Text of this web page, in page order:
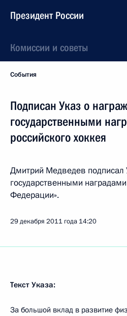
Президент России
Комиссии и советы
События
Подписан Указ о
государственными
российского хоккея
Дмитрий Медведев подписал
государственными
Федерации».
29 декабря 2011 года 14:20
Текст Указа:
За большой вклад в развитие